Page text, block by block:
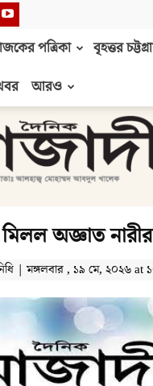
পত্রিকা বৃহত্তর
আরও
অজ্ঞাত
| মঙ্গলবার , ১৯ মে, ২০২৬ at